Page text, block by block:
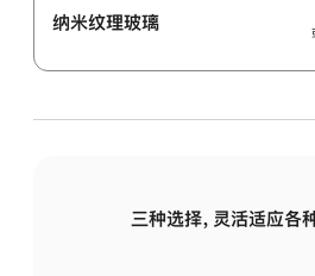
纳米纹理玻璃
三种选择，灵活适应各